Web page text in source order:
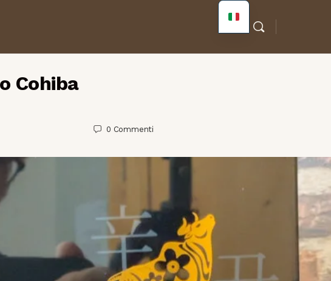
Cohiba
0 Commenti